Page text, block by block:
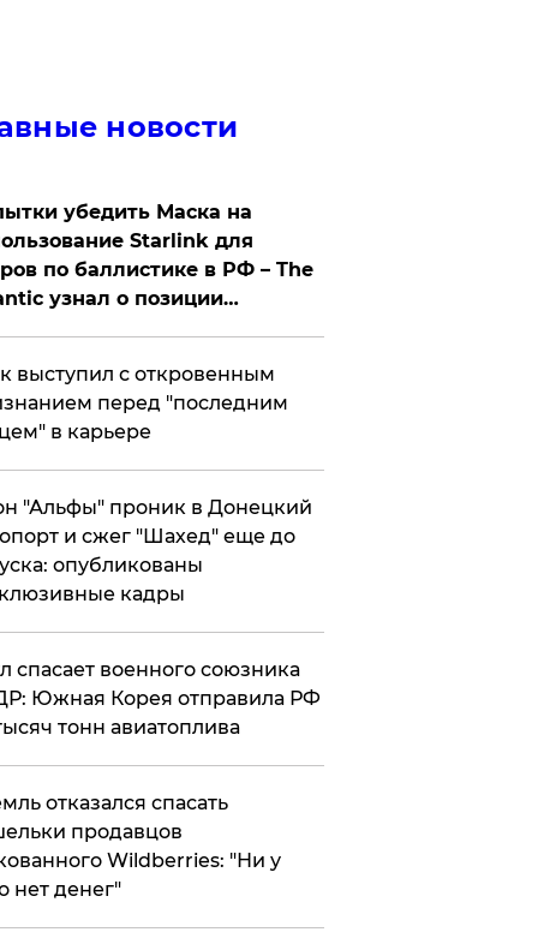
новости
убедить Маска на
Starlink для
по баллистике в РФ – The
узнал о позиции
выступил с откровенным
перед "последним
в карьере
"Альфы" проник в Донецкий
и сжег "Шахед" еще до
опубликованы
кадры
спасает военного союзника
Южная Корея отправила РФ
тонн авиатоплива
отказался спасать
продавцов
Wildberries: "Ни у
нет денег"